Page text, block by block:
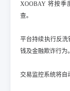
XOOBAY 将按季
查。
平台持续执行反
钱及金融欺诈行为。
交易监控系统将自